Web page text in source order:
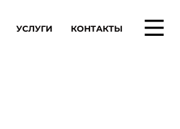
УСЛУГИ КОНТАКТЫ